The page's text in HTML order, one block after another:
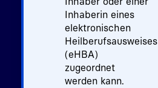
Inhaberin eines
elektronischen
Heilberufsausweises
(eHBA)
zugeordnet
werden kann.